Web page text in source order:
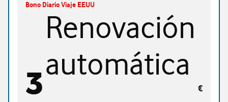
Bono Diario Viaje EEUU
3 €
Renovación
automática